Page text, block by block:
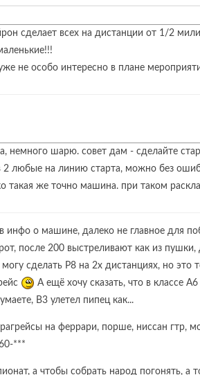
сделает всех на дистанции от 1/2
не особо интересно в плане
немного шарю. совет дам - сделайте
любые на линию старта, можно без
такая же точно машина. при таком
инфо о машине, далеко не главное для
после 200 выстреливают как из пушки,
сделать Р8 на 2х дистанциях, но это
А ещё хочу сказать, что в классе
В3 улетел пипец как...
на феррари, порше, ниссан гтр,
***
а чтобы собрать народ погонять, а